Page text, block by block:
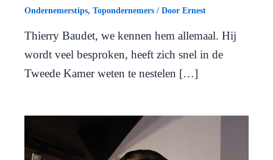
Ondernemerstips, Topondernemers / Door Ernest
Thierry Baudet, we kennen hem allemaal. Hij
wordt veel besproken, heeft zich snel in de
Tweede Kamer weten te nestelen […]